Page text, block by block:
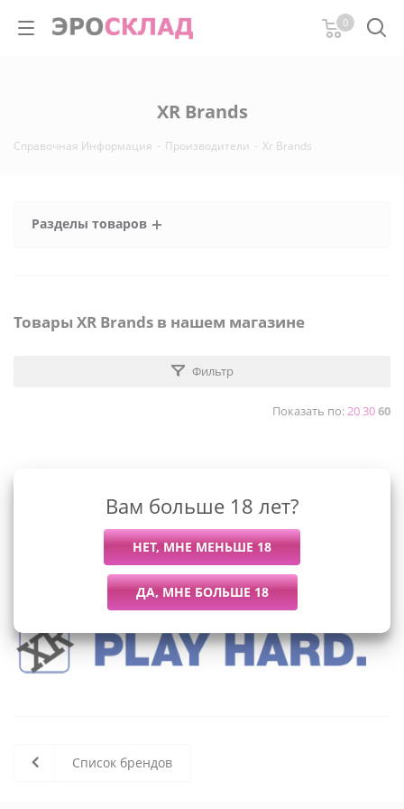
0
XR Brands
Справочная Информация - Производители - Xr Brands
Разделы товаров
Товары XR Brands в нашем магазине
Фильтр
Показать по:203060
В данный момент нет активных
товаров
Список брендов
Вам больше 18 лет?